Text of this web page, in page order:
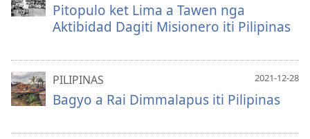
Pitopulo ket Lima a Tawen nga
Aktibidad Dagiti Misionero iti Pilipinas
2021-12-28
PILIPINAS
Bagyo a Rai Dimmalapus iti Pilipinas